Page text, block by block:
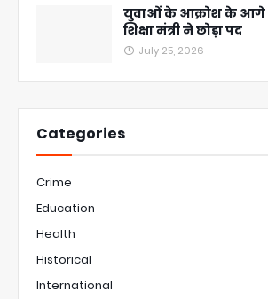
युवाओं के आक्रोश के आगे
शिक्षा मंत्री ने छोड़ा पद
July 25, 2026
Categories
Crime
Education
Health
Historical
International